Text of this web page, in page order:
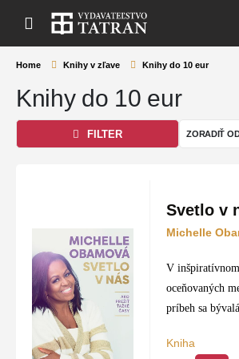
Home Knihy v zľave Knihy do 10 eur
Knihy do 10 eur
FILTER
Svetlo v
Michelle
V
oceňovaných
príbeh sa
Obamová delí o
Kniha